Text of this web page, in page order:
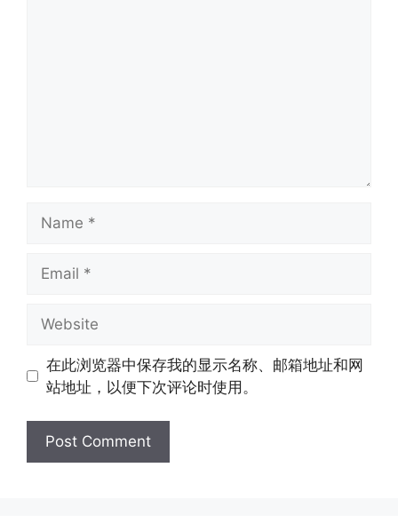
在此浏览器中保存我的显示名称、邮箱地址和网
站地址，以便下次评论时使用。